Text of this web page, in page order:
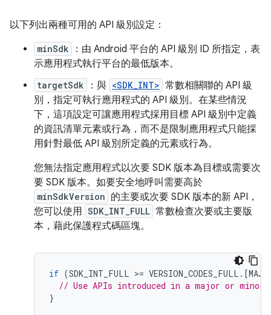
以下列出兩種可用的 API 級別設定：
minSdk
：由 Android 平台的 API 級別 ID 所指定，表
示應用程式執行平台的最低版本。
targetSdk ：與 <SDK_INT> 常數相關聯的 API 級
別，指定可執行應用程式的 API 級別。在某些情況
下，這項設定可讓應用程式採用目標 API 級別中定義
的資訊清單元素或行為，而不是限制應用程式只能採
用針對最低 API 級別所定義的元素或行為。
您無法指定應用程式以次要 SDK 版本為目標或需要次
要 SDK 版本。如要安全地呼叫需要高於
minSdkVersion 的主要或次要 SDK 版本的新 API，
您可以使用 SDK_INT_FULL 常數檢查次要或主要版
本，藉此保護程式碼區塊。
if (SDK_INT_FULL >= VERSION_CODES_FULL . [
// Use APIs introduced in a major or minor
}